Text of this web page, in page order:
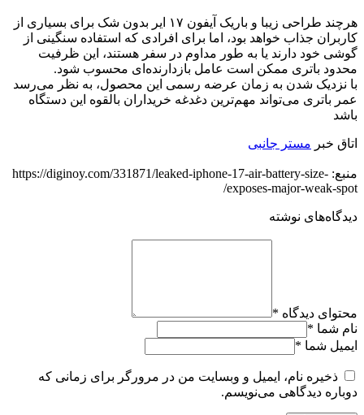
هرچند طراحی زیبا و باریک آیفون ۱۷ ایر بدون شک برای بسیاری از
کاربران جذاب خواهد بود، اما برای افرادی که استفاده سنگینی از
گوشی خود دارند یا به طور مداوم در سفر هستند، این ظرفیت
محدود باتری ممکن است عامل بازدارنده‌ای محسوب شود.
با نزدیک شدن به زمان عرضه رسمی این محصول، به نظر می‌رسد
عمر باتری می‌تواند مهم‌ترین دغدغه خریداران بالقوه این دستگاه
باشد
اتاق خبر مستر جانبی
منبع: https://diginoy.com/331871/leaked-iphone-17-air-battery-size-
exposes-major-weak-spot/
دیدگاه‌های نوشته
محتوای دیدگاه *
نام شما *
ایمیل شما *
ذخیره نام، ایمیل و وبسایت من در مرورگر برای زمانی که
دوباره دیدگاهی می‌نویسم.